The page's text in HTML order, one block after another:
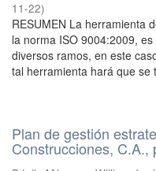
11-22)
RESUMEN La herramienta
la norma ISO 9004:2009,
diversos ramos, en este
tal herramienta hará que se
Plan de gestión
Construcciones, C.A.,